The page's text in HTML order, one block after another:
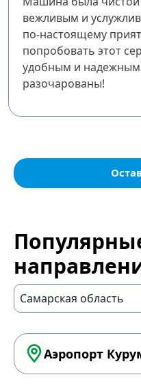
вежливым и
по-настоящему
попробовать этот
удобным и
разочарованы!
Аэропорт